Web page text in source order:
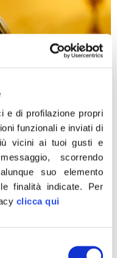
e di profilazione propri
funzionali e inviati di
vicini ai tuoi gusti e
scorrendo
suo elemento
finalità indicate. Per
clicca qui
segnale importante:
più bassi mai
e, su base annua,
Sono risultati che
e competitivo,